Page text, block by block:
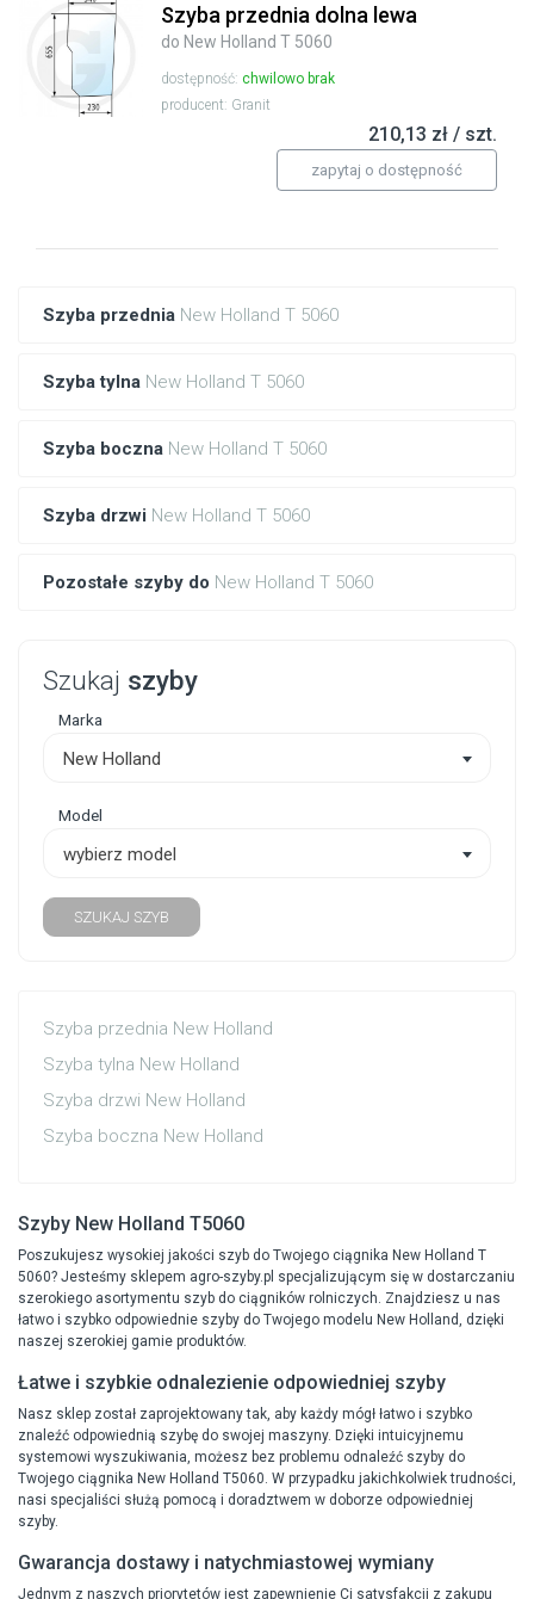
Szyba przednia New Holland T 5060
Szyba tylna New Holland T 5060
Szyba boczna New Holland T 5060
Szyba drzwi New Holland T 5060
Pozostałe szyby do New Holland T 5060
Szukaj szyby
Marka
New Holland
Model
wybierz model
SZUKAJ SZYB
Szyba przednia New Holland
Szyba tylna New Holland
Szyba drzwi New Holland
Szyba boczna New Holland
Szyba przednia dolna lewa
do New Holland T 5060
dostępność: chwilowo brak
producent: Granit
210,13 zł / szt.
zapytaj o dostępność
Szyby New Holland T5060
Poszukujesz wysokiej jakości szyb do Twojego ciągnika New Holland T
5060? Jesteśmy sklepem agro-szyby.pl specjalizującym się w dostarczaniu
szerokiego asortymentu szyb do ciągników rolniczych. Znajdziesz u nas
łatwo i szybko odpowiednie szyby do Twojego modelu New Holland, dzięki
naszej szerokiej gamie produktów.
Łatwe i szybkie odnalezienie odpowiedniej szyby
Nasz sklep został zaprojektowany tak, aby każdy mógł łatwo i szybko
znaleźć odpowiednią szybę do swojej maszyny. Dzięki intuicyjnemu
systemowi wyszukiwania, możesz bez problemu odnaleźć szyby do
Twojego ciągnika New Holland T5060. W przypadku jakichkolwiek trudności,
nasi specjaliści służą pomocą i doradztwem w doborze odpowiedniej
szyby.
Gwarancja dostawy i natychmiastowej wymiany
Jednym z naszych priorytetów jest zapewnienie Ci satysfakcji z zakupu